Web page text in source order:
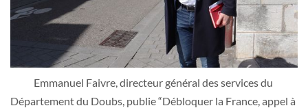
Emmanuel Faivre, directeur général des services du
Département du Doubs, publie “Débloquer la France, appel à